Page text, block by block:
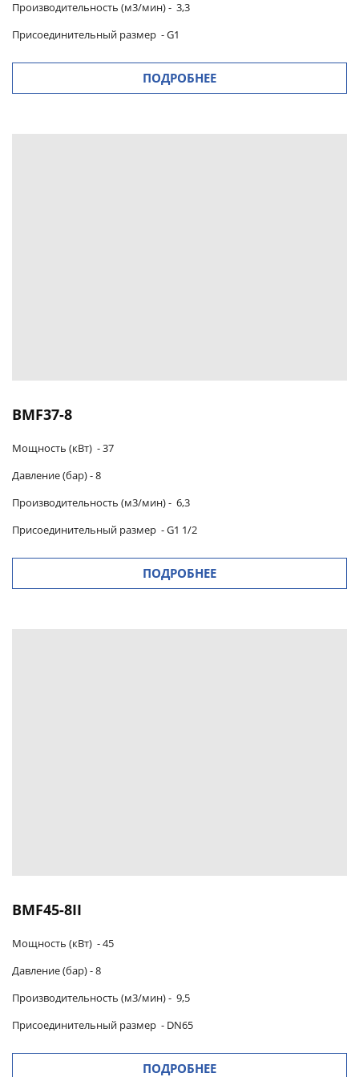
Производительность (м3/мин)- 3,3
Присоединительный размер - G1
ПОДРОБНЕЕ
BMF37-8
Мощность (кВт) -37
Давление (бар) -8
Производительность (м3/мин)- 6,3
Присоединительный размер -G1 1/2
ПОДРОБНЕЕ
BMF45-8II
Мощность (кВт) -45
Давление (бар) -8
Производительность (м3/мин)- 9,5
Присоединительный размер - DN65
ПОДРОБНЕЕ